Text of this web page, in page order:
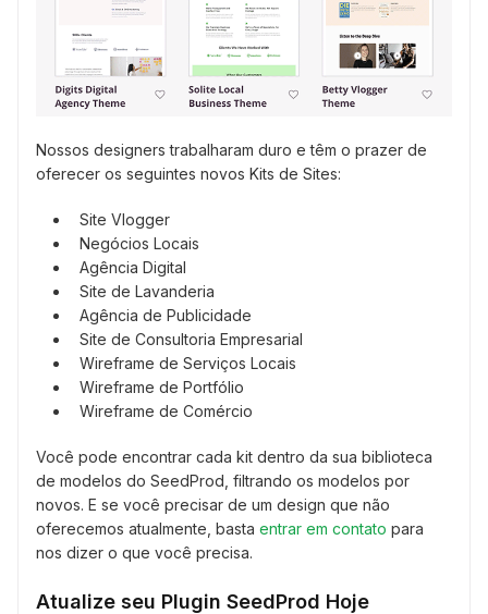
Nossos designers trabalharam duro e têm o prazer de
oferecer os seguintes novos Kits de Sites:
Site Vlogger
Negócios Locais
Agência Digital
Site de Lavanderia
Agência de Publicidade
Site de Consultoria Empresarial
Wireframe de Serviços Locais
Wireframe de Portfólio
Wireframe de Comércio
Você pode encontrar cada kit dentro da sua biblioteca
de modelos do SeedProd, filtrando os modelos por
novos. E se você precisar de um design que não
oferecemos atualmente, basta entrar em contato para
nos dizer o que você precisa.
Atualize seu Plugin SeedProd Hoje